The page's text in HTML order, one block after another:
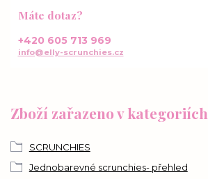
Zboží zařazeno v kategoriích
SCRUNCHIES
Jednobarevné scrunchies- přehled
Máte dotaz?
+420 605 713 969
info@elly-scrunchies.cz